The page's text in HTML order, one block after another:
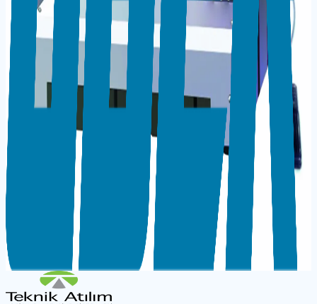
Model
MC-320
Renk / Varyant
Garanti
2 Yıl
Uyumlu Formatlar
A4
← Kategoriye Dön
Aynı Kategoriden Ürünler
UBER S60 PLASTİK SPİRAL CİLT MAKİNESİ
UBER S160 PLASTİK SPİRAL CİLT MAKİNESİ
UBER D160 ELEKTRİKLİ PLASTİK SPİRAL CİLT
UBER S8021 PLASTİK CİLT MAKİNASI
←
Cilt Sistemleri UBER Ana Sayfa